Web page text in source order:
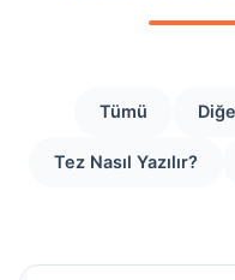
Tümü
Tez Nasıl Yazılır?